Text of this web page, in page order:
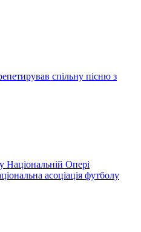
спільну пісню з
Національній Опері
асоціація футболу